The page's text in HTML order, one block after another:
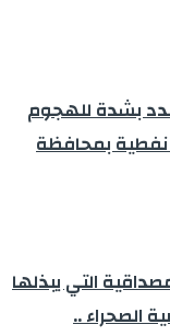
بشدة للهجوم
بمحافظة
التي يبذلها
الصحراء ..